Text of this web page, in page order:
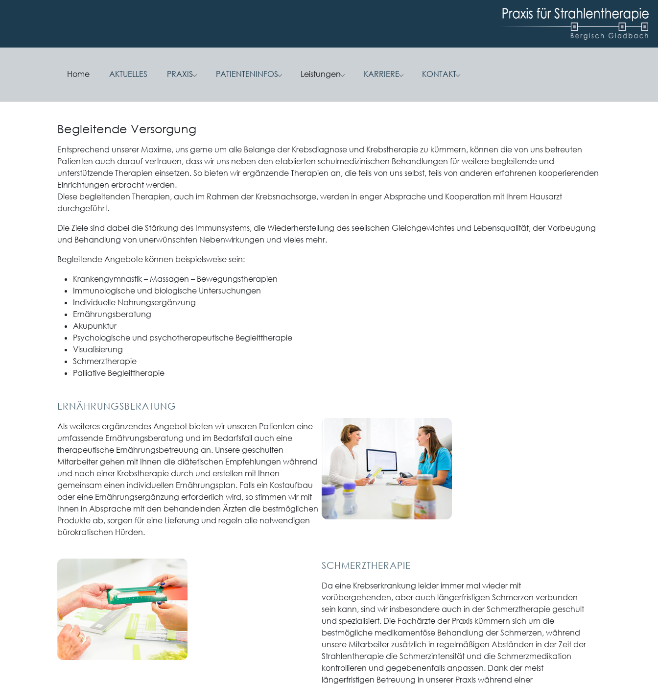
Home AKTUELLES PRAXISSubmenu for "Praxis"
PATIENTENINFOSSubmenu for "Patienteninfos"
LeistungenSubmenu for "Leistungen"
KARRIERESubmenu for "Karriere"
KONTAKTSubmenu for "Kontakt"
Begleitende Versorgung
Entsprechend unserer Maxime, uns gerne um alle Belange der Krebsdiagnose und Krebstherapie zu kümmern, können die von uns betreuten
Patienten auch darauf vertrauen, dass wir uns neben den etablierten schulmedizinischen Behandlungen für weitere begleitende und
unterstützende Therapien einsetzen. So bieten wir ergänzende Therapien an, die teils von uns selbst, teils von anderen erfahrenen kooperierenden
Einrichtungen erbracht werden.
Diese begleitenden Therapien, auch im Rahmen der Krebsnachsorge, werden in enger Absprache und Kooperation mit Ihrem Hausarzt
durchgeführt.
Die Ziele sind dabei die Stärkung des Immunsystems, die Wiederherstellung des seelischen Gleichgewichtes und Lebensqualität, der Vorbeugung
und Behandlung von unerwünschten Nebenwirkungen und vieles mehr.
Begleitende Angebote können beispielsweise sein:
Krankengymnastik – Massagen – Bewegungstherapien
Immunologische und biologische Untersuchungen
Individuelle Nahrungsergänzung
Ernährungsberatung
Akupunktur
Psychologische und psychotherapeutische Begleittherapie
Visualisierung
Schmerztherapie
Palliative Begleittherapie
ERNÄHRUNGSBERATUNG
Als weiteres ergänzendes Angebot bieten wir unseren Patienten eine
umfassende Ernährungsberatung und im Bedarfsfall auch eine
therapeutische Ernährungsbetreuung an. Unsere geschulten
Mitarbeiter gehen mit Ihnen die diätetischen Empfehlungen während
und nach einer Krebstherapie durch und erstellen mit Ihnen
gemeinsam einen individuellen Ernährungsplan. Falls ein Kostaufbau
oder eine Ernährungsergänzung erforderlich wird, so stimmen wir mit
Ihnen in Absprache mit den behandelnden Ärzten die bestmöglichen
Produkte ab, sorgen für eine Lieferung und regeln alle notwendigen
bürokratischen Hürden.
SCHMERZTHERAPIE
Da eine Krebserkrankung leider immer mal wieder mit
vorübergehenden, aber auch längerfristigen Schmerzen verbunden
sein kann, sind wir insbesondere auch in der Schmerztherapie geschult
und spezialisiert. Die Fachärzte der Praxis kümmern sich um die
bestmögliche medikamentöse Behandlung der Schmerzen, während
unsere Mitarbeiter zusätzlich in regelmäßigen Abständen in der Zeit der
Strahlentherapie die Schmerzintensität und die Schmerzmedikation
kontrollieren und gegebenenfalls anpassen. Dank der meist
längerfristigen Betreuung in unserer Praxis während einer